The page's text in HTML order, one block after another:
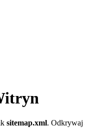
sitemap.xml. Odkrywaj